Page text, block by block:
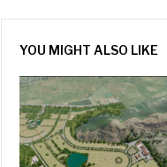
YOU MIGHT ALSO LIKE